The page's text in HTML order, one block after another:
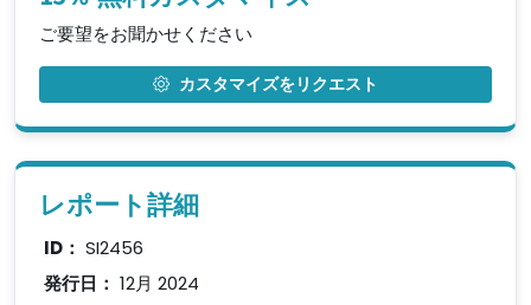
ご要望をお聞かせください
カスタマイズをリクエスト
レポート詳細
ID： SI2456
発行日： 12月 2024